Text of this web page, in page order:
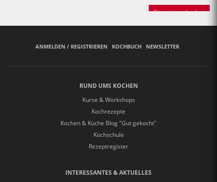
Bäuerinnen backen
ANMELDEN / REGISTRIEREN KOCHBUCH NEWSLETTER
RUND UMS KOCHEN
Kurse & Workshops
Kochrezepte
Kochen & Küche Blog "Gut gekocht"
Kochschule
Rezeptregister
INTERESSANTES & AKTUELLES